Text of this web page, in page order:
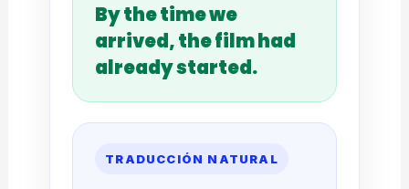
By the time we
arrived, the film had
already started.
TRADUCCIÓN NATURAL